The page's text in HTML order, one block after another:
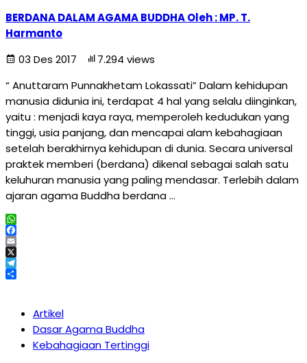
BERDANA DALAM AGAMA BUDDHA Oleh : MP. T.
Harmanto
03 Des 2017
7.294 views
“ Anuttaram Punnakhetam Lokassati” Dalam kehidupan
manusia didunia ini, terdapat 4 hal yang selalu diinginkan,
yaitu : menjadi kaya raya, memperoleh kedudukan yang
tinggi, usia panjang, dan mencapai alam kebahagiaan
setelah berakhirnya kehidupan di dunia. Secara universal
praktek memberi (berdana) dikenal sebagai salah satu
keluhuran manusia yang paling mendasar. Terlebih dalam
ajaran agama Buddha berdana …
WhatsApp
Facebook
Email
X
Telegram
Artikel
Dasar Agama Buddha
Kebahagiaan Tertinggi